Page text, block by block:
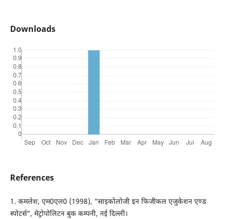
Downloads
References
1. कमलेश, एम0एल0 (1998), “साइकोलोजी इन फिजीकल एजुकेशन एण्ड
स्पोटर्स“, मेट्रोपोलिटन बुक कम्पनी, नई दिल्ली।